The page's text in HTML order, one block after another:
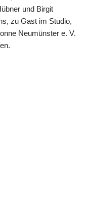
und Birgit
zu Gast im Studio,
Neumünster e. V.